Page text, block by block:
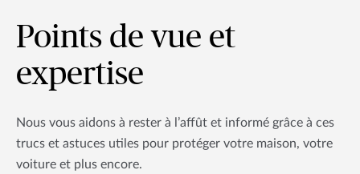
Points de vue et
expertise
Nous vous aidons à rester à l’affût et informé grâce à ces
trucs et astuces utiles pour protéger votre maison, votre
voiture et plus encore.